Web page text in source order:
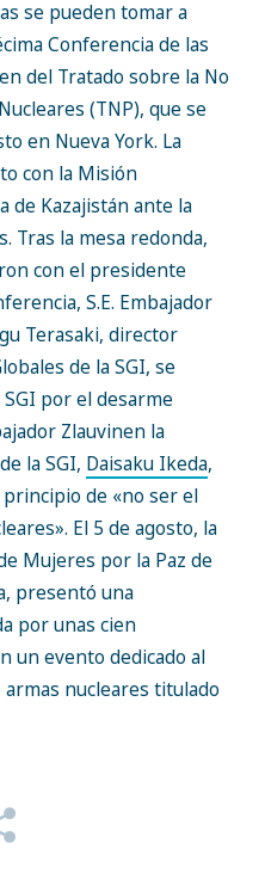
se pueden tomar a
Conferencia de las
del Tratado sobre la No
(TNP), que se
en Nueva York. La
con la Misión
de Kazajistán ante la
Tras la mesa redonda,
con el presidente
S.E. Embajador
Terasaki, director
de la SGI, se
por el desarme
Zlauvinen la
la SGI, Daisaku Ikeda,
de «no ser el
El 5 de agosto, la
Mujeres por la Paz de
presentó una
por unas cien
un evento dedicado al
nucleares titulado